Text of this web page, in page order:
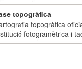
topogràfica
topogràfica
fotogramètrica i